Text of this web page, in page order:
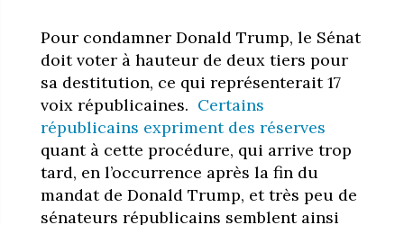
Pour condamner Donald Trump, le Sénat
doit voter à hauteur de deux tiers pour
sa destitution, ce qui représenterait 17
voix républicaines. Certains
républicains expriment des réserves
quant à cette procédure, qui arrive trop
tard, en l’occurrence après la fin du
mandat de Donald Trump, et très peu de
sénateurs républicains semblent ainsi